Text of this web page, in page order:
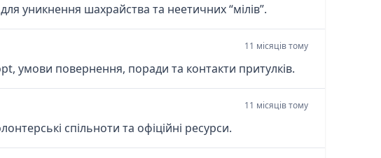
уникнення шахрайства та неетичних “мілів”.
11 місяців тому
умови повернення, поради та контакти притулків.
11 місяців тому
спільноти та офіційні ресурси.